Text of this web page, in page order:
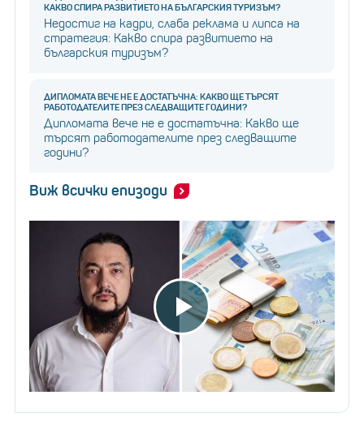
КАКВО СПИРА РАЗВИТИЕТО НА БЪЛГАРСКИЯ ТУРИЗЪМ?
Недостиг на кадри, слаба реклама и липса на
стратегия: Какво спира развитието на
българския туризъм?
ДИПЛОМАТА ВЕЧЕ НЕ Е ДОСТАТЪЧНА: КАКВО ЩЕ ТЪРСЯТ
РАБОТОДАТЕЛИТЕ ПРЕЗ СЛЕДВАЩИТЕ ГОДИНИ?
Дипломата вече не е достатъчна: Какво ще
търсят работодателите през следващите
години?
Виж всички епизоди